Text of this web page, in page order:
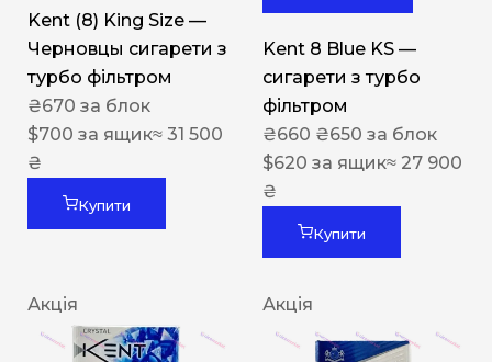
Kent (8) King Size —
Черновцы сигарети з
турбо фільтром
₴670 за блок
$700 за ящик≈ 31 500
₴
Купити
Kent 8 Blue KS —
сигарети з турбо
фільтром
₴660 ₴650 за блок
$620 за ящик≈ 27 900
₴
Купити
Акція Акція